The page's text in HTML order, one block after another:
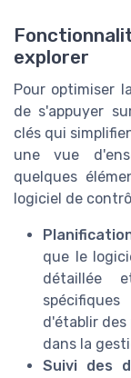
explorer
Pour optimiser
de s'appuyer
clés qui
une vue
quelques
logiciel de
que le
détaillée
d'établir des
dans la
Suivi des